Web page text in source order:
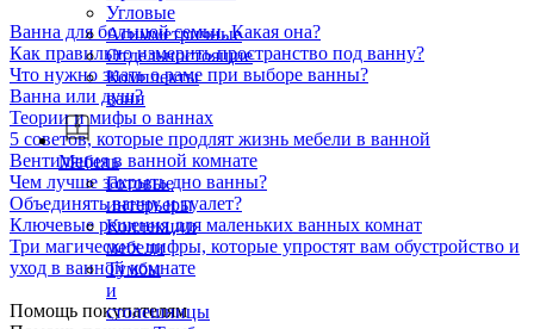
Угловые
Асимметричные
Отдельностоящие
Комплекты
ванн
Мебель
Готовые
интерьеры
Коллекции
мебели
Тумбы
и
столешницы
Ванна для большой семьи. Какая она?
Как правильно измерить пространство под ванну?
Что нужно знать о раме при выборе ванны?
Ванна или душ?
Теории и мифы о ваннах
5 советов, которые продлят жизнь мебели в ванной
Вентиляция в ванной комнате
Чем лучше закрыть дно ванны?
Объединять ванну и туалет?
Ключевые решения для маленьких ванных комнат
Три магических цифры, которые упростят вам обустройство и
уход в ванной комнате
Помощь покупателям